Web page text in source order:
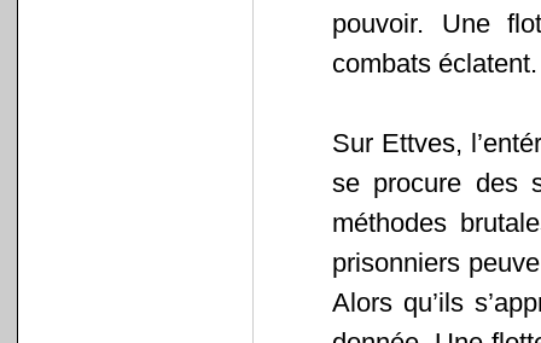
pouvoir. Une
combats éclatent.
Sur Ettves,
se procure des
méthodes
prisonniers
Alors qu’ils